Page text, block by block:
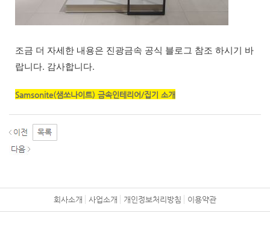
조금 더 자세한 내용은 진광금속 공식 블로그 참조 하시기 바
랍니다. 감사합니다.
Samsonite(샘쏘나이트) 금속인테리어/집기 소개
회사소개 사업소개 개인정보처리방침 이용약관